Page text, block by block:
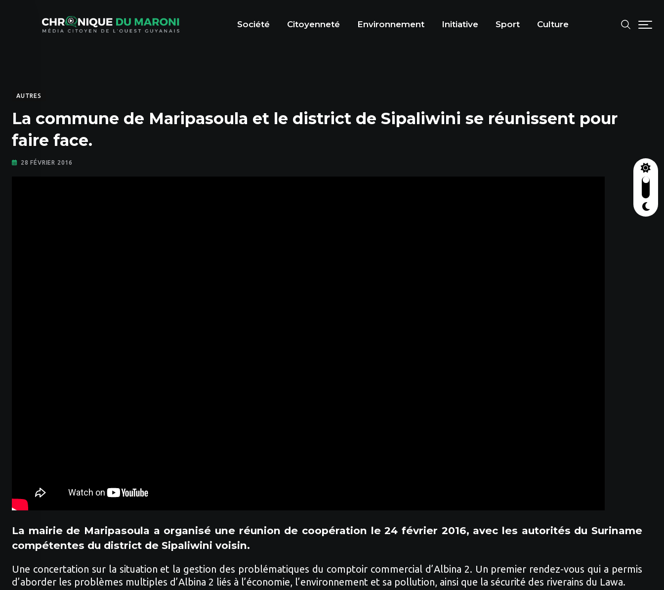
Société Citoyenneté Environnement Initiative Sport Culture
AUTRES
La commune de Maripasoula et le district de Sipaliwini se réunissent pour
faire face.
28 FÉVRIER 2016
La mairie de Maripasoula a organisé une réunion de coopération le 24 février 2016, avec les autorités du Suriname
compétentes du district de Sipaliwini voisin.
Une concertation sur la situation et la gestion des problématiques du comptoir commercial d’Albina 2. Un premier rendez-vous qui a permis
d’aborder les problèmes multiples d’Albina 2 liés à l’économie, l’environnement et sa pollution, ainsi que la sécurité des riverains du Lawa.